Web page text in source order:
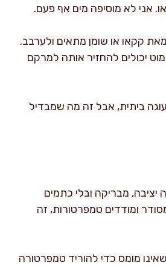
אני לא מוסיפה מים אף פעם.
קקאו או שומן מתאים ולערבב.
יכולים להחזיר אותה למרקם
ביתית, אבל זה מה שמבדיל
מבריקה ובלי כתמים
ומודדים טמפרטורות, זה
מומס כדי להוריד טמפרטורה